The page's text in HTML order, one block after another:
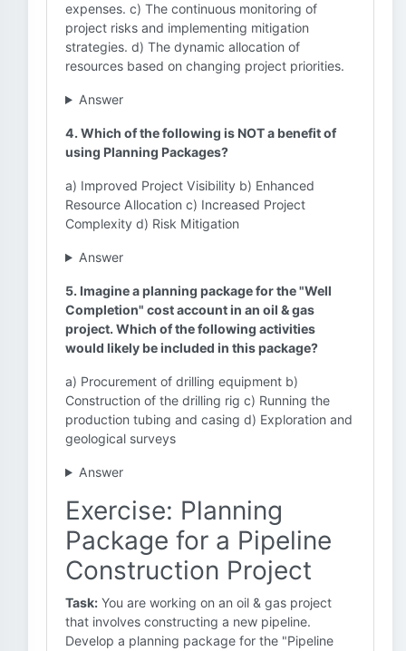
expenses. c) The continuous monitoring of
project risks and implementing mitigation
strategies. d) The dynamic allocation of
resources based on changing project priorities.
Answer
4. Which of the following is NOT a benefit of
using Planning Packages?
a) Improved Project Visibility b) Enhanced
Resource Allocation c) Increased Project
Complexity d) Risk Mitigation
Answer
5. Imagine a planning package for the "Well
Completion" cost account in an oil & gas
project. Which of the following activities
would likely be included in this package?
a) Procurement of drilling equipment b)
Construction of the drilling rig c) Running the
production tubing and casing d) Exploration and
geological surveys
Answer
Exercise: Planning
Package for a Pipeline
Construction Project
Task: You are working on an oil & gas project
that involves constructing a new pipeline.
Develop a planning package for the "Pipeline